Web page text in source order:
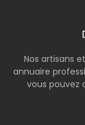
Nos artisans
annuaire
vous pouvez